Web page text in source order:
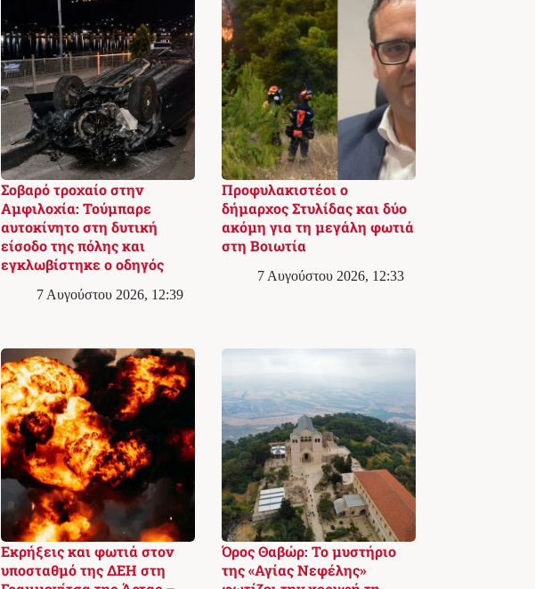
Σοβαρό τροχαίο στην
Αμφιλοχία: Τούμπαρε
αυτοκίνητο στη δυτική
είσοδο της πόλης και
εγκλωβίστηκε ο οδηγός
7 Αυγούστου 2026, 12:39
Προφυλακιστέοι ο
δήμαρχος Στυλίδας και δύο
ακόμη για τη μεγάλη φωτιά
στη Βοιωτία
7 Αυγούστου 2026, 12:33
Εκρήξεις και φωτιά στον
υποσταθμό της ΔΕΗ στη
Όρος Θαβώρ: Το μυστήριο
της «Αγίας Νεφέλης»